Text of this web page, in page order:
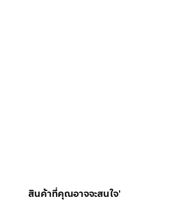
สินค้าที่คุณอาจจะสนใจ'